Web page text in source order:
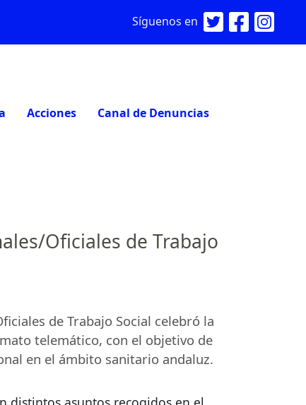
Síguenos en
Acciones Canal de Denuncias
Oficiales de Trabajo
de Trabajo Social celebró la
telemático, con el objetivo de
en el ámbito sanitario andaluz.